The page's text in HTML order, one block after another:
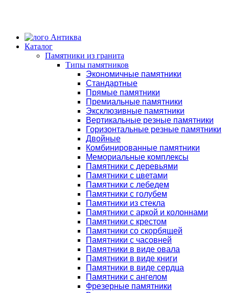
Каталог
Памятники из гранита
Типы памятников
Экономичные памятники
Стандартные
Прямые памятники
Премиальные памятники
Эксклюзивные памятники
Вертикальные резные памятники
Горизонтальные резные памятники
Двойные
Комбинированные памятники
Мемориальные комплексы
Памятники с деревьями
Памятники с цветами
Памятники с лебедем
Памятники с голубем
Памятники из стекла
Памятники с аркой и колоннами
Памятники с крестом
Памятники со скорбящей
Памятники с часовней
Памятники в виде овала
Памятники в виде книги
Памятники в виде сердца
Памятники с ангелом
Фрезерные памятники